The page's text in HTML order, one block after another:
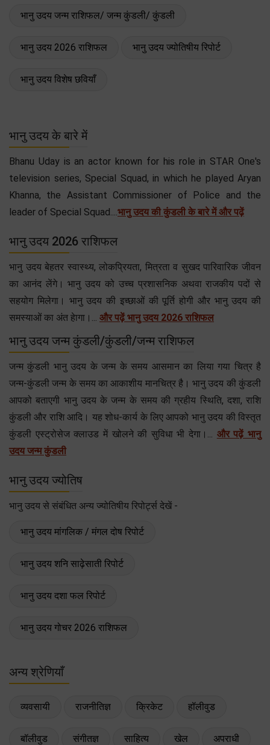
भानु उदय जन्म राशिफल/ जन्म कुंडली/ कुंडली
भानु उदय 2026 राशिफल भानु उदय ज्योतिषीय रिपोर्ट
भानु उदय विशेष छवियाँ
भानु उदय के बारे में
Bhanu Uday is an actor known for his role in STAR One's
television series, Special Squad, in which he played Aryan
Khanna, the Assistant Commissioner of Police and the
leader of Special Squad....भानु उदय की कुंडली के बारे में और पढ़ें
भानु उदय 2026 राशिफल
भानु उदय बेहतर स्वास्थ्य, लोकप्रियता, मित्रता व सुखद पारिवारिक जीवन
का आनंद लेंगे। भानु उदय को उच्च प्रशासनिक अथवा राजकीय पदों से
सहयोग मिलेगा। भानु उदय की इच्छाओं की पूर्ति होगी और भानु उदय की
समस्याओं का अंत हेागा।... और पढ़ें भानु उदय 2026 राशिफल
भानु उदय जन्म कुंडली/कुंडली/जन्म राशिफल
जन्म कुंडली भानु उदय के जन्म के समय आसमान का लिया गया चित्र है
जन्म-कुंडली जन्म के समय का आकाशीय मानचित्र है। भानु उदय की कुंडली
आपको बताएगी भानु उदय के जन्म के समय की ग्रहीय स्थिति, दशा, राशि
कुंडली और राशि आदि। यह शोध-कार्य के लिए आपको भानु उदय की विस्तृत
कुंडली एस्ट्रोसेज क्लाउड में खोलने की सुविधा भी देगा।... और पढ़ें भानु
उदय जन्म कुंडली
भानु उदय ज्योतिष
भानु उदय से संबंधित अन्य ज्योतिषीय रिपोर्ट्स देखें -
भानु उदय मांगलिक / मंगल दोष रिपोर्ट
भानु उदय शनि साढ़ेसाती रिपोर्ट
भानु उदय दशा फल रिपोर्ट
भानु उदय गोचर 2026 राशिफल
अन्य श्रेणियाँ
व्यवसायी राजनीतिज्ञ क्रिकेट हॉलीवुड
बॉलीवुड संगीतज्ञ साहित्य खेल अपराधी